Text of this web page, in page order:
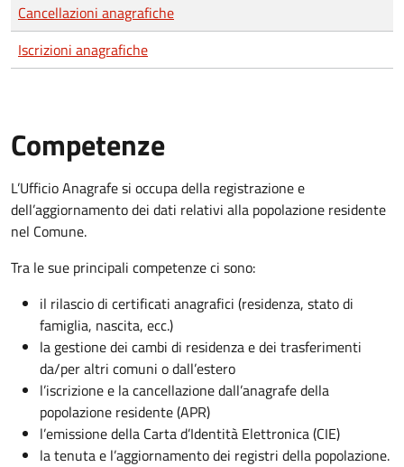
Cancellazioni anagrafiche
Iscrizioni anagrafiche
Competenze
L’Ufficio Anagrafe si occupa della registrazione e
dell’aggiornamento dei dati relativi alla popolazione residente
nel Comune.
Tra le sue principali competenze ci sono:
il rilascio di certificati anagrafici (residenza, stato di
famiglia, nascita, ecc.)
la gestione dei cambi di residenza e dei trasferimenti
da/per altri comuni o dall’estero
l’iscrizione e la cancellazione dall’anagrafe della
popolazione residente (APR)
l’emissione della Carta d’Identità Elettronica (CIE)
la tenuta e l’aggiornamento dei registri della popolazione.